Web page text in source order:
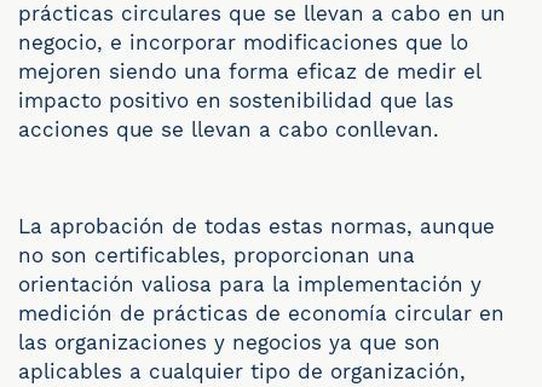
prácticas circulares que se llevan a cabo en un
negocio, e incorporar modificaciones que lo
mejoren siendo una forma eficaz de medir el
impacto positivo en sostenibilidad que las
acciones que se llevan a cabo conllevan.
La aprobación de todas estas normas, aunque
no son certificables, proporcionan una
orientación valiosa para la implementación y
medición de prácticas de economía circular en
las organizaciones y negocios ya que son
aplicables a cualquier tipo de organización,